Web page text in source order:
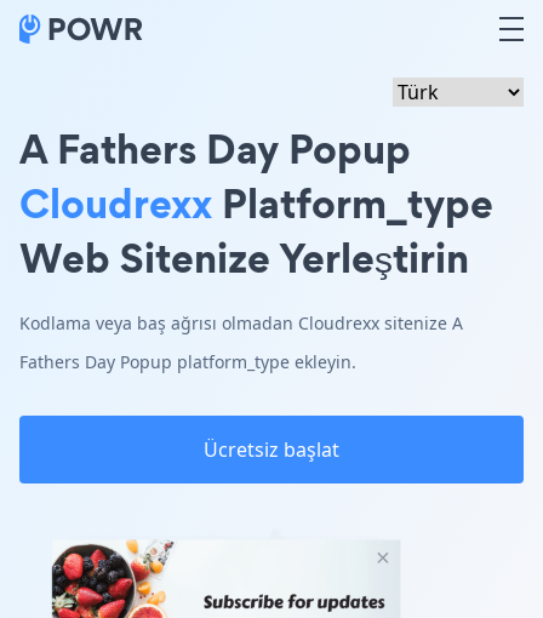
A Fathers Day Popup
Cloudrexx Platform_type
Web Sitenize Yerleştirin
Kodlama veya baş ağrısı olmadan Cloudrexx sitenize A
Fathers Day Popup platform_type ekleyin.
Ücretsiz başlat